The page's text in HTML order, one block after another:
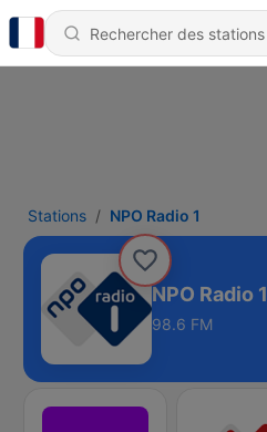
Stations NPO Radio 1
NPO Radio 1
98.6 FM